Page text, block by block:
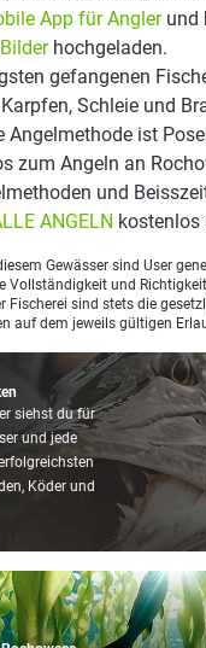
siehst du für
und jede
Köder und
App für Anglerund
hochgeladen.
gefangenen
Schleie und
Angelmethode ist
zum Angeln an
und
ANGELN kostenlos
Gewässer sind User
Vollständigkeit und
Fischerei sind stets die
auf dem jeweils gültigen